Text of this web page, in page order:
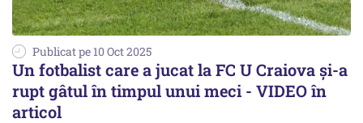
Publicat pe 10 Oct 2025
Un fotbalist care a jucat la FC U Craiova și-a
rupt gâtul în timpul unui meci - VIDEO în
articol